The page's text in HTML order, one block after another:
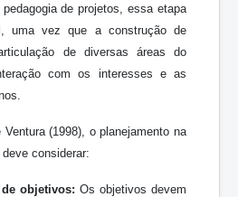
de projetos, essa etapa
uma vez que a construção de
de diversas áreas do
com os interesses e as
Ventura (1998), o planejamento na
considerar:
objetivos: Os objetivos devem